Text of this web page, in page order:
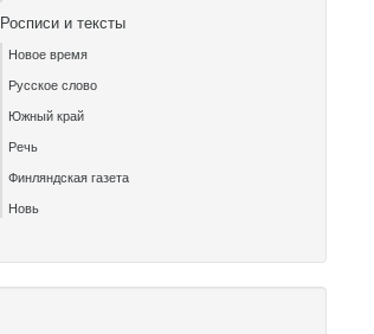
Росписи и тексты
Новое время
Русское слово
Южный край
Речь
Финляндская газета
Новь